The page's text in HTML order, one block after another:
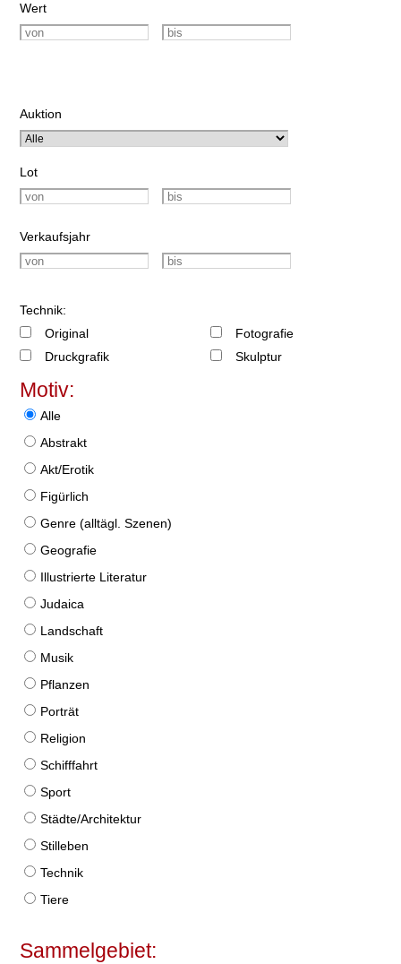
Wert
Auktion
Lot
Verkaufsjahr
Technik:
Original
Druckgrafik
Fotografie
Skulptur
Motiv:
Alle
Abstrakt
Akt/Erotik
Figürlich
Genre (alltägl. Szenen)
Geografie
Illustrierte Literatur
Judaica
Landschaft
Musik
Pflanzen
Porträt
Religion
Schifffahrt
Sport
Städte/Architektur
Stilleben
Technik
Tiere
Sammelgebiet: